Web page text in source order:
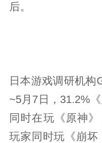
后。
日本游戏调研机构
~5月7日，31.2%
同时在玩《原神》
玩家同时玩《崩